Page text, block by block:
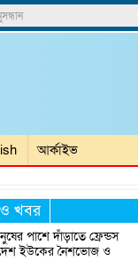
আর্কাইভ
খবর
পাশে দাঁড়াতে ফ্রেন্ডস
ইউকের নৈশভোজ ও